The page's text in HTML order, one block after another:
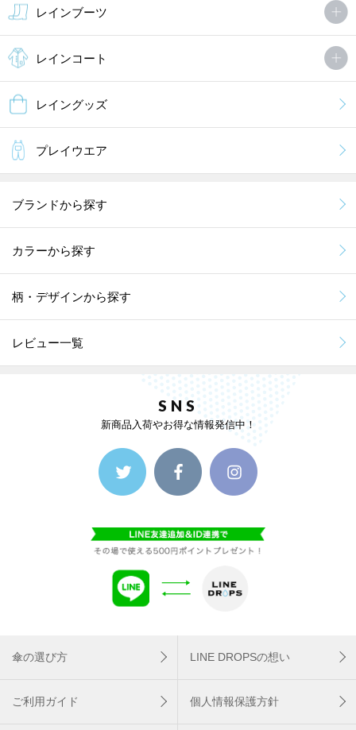
レインブーツ
レインコート
レイングッズ
プレイウエア
ブランドから探す
カラーから探す
柄・デザインから探す
レビュー一覧
SNS
新商品入荷やお得な情報発信中！
傘の選び方 LINE DROPSの想い
ご利用ガイド 個人情報保護方針